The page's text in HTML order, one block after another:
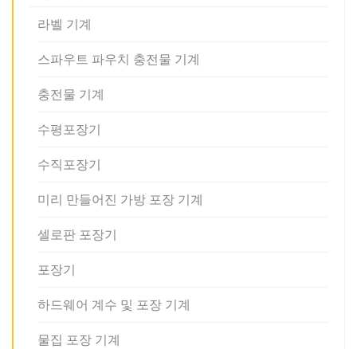
라벨 기계
스파우트 파우치 충전물 기계
충전물 기계
수평포장기
수직포장기
미리 만들어진 가방 포장 기계
셀로판 포장기
포장기
하드웨어 계수 및 포장 기계
물집 포장 기계